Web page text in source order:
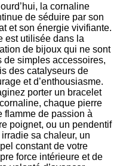
la cornaline
de séduire par son
et son énergie vivifiante.
est utilisée dans la
de bijoux qui ne sont
de simples accessoires,
des catalyseurs de
et d’enthousiasme.
porter un bracelet
chaque pierre
flamme de passion à
poignet, ou un pendentif
sa chaleur, un
constant de votre
force intérieure et de